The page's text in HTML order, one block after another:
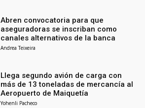
Abren convocatoria para que
aseguradoras se inscriban como
canales alternativos de la banca
Andrea Teixeira
Llega segundo avión de carga con
más de 13 toneladas de mercancía al
Aeropuerto de Maiquetía
Yohenli Pacheco